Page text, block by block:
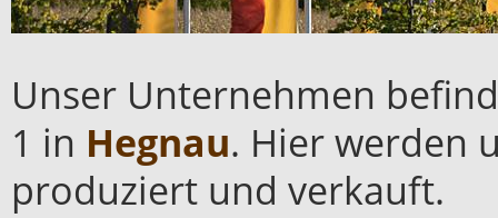
Unser Unternehmen
1 in Hegnau. Hier werden
produziert und verkauft.